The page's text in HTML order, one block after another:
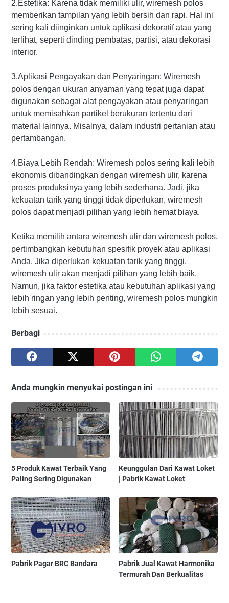
2.Estetika: Karena tidak memiliki ulir, wiremesh polos
memberikan tampilan yang lebih bersih dan rapi. Hal ini
sering kali diinginkan untuk aplikasi dekoratif atau yang
terlihat, seperti dinding pembatas, partisi, atau dekorasi
interior.
3.Aplikasi Pengayakan dan Penyaringan: Wiremesh
polos dengan ukuran anyaman yang tepat juga dapat
digunakan sebagai alat pengayakan atau penyaringan
untuk memisahkan partikel berukuran tertentu dari
material lainnya. Misalnya, dalam industri pertanian atau
pertambangan.
4.Biaya Lebih Rendah: Wiremesh polos sering kali lebih
ekonomis dibandingkan dengan wiremesh ulir, karena
proses produksinya yang lebih sederhana. Jadi, jika
kekuatan tarik yang tinggi tidak diperlukan, wiremesh
polos dapat menjadi pilihan yang lebih hemat biaya.
Ketika memilih antara wiremesh ulir dan wiremesh polos,
pertimbangkan kebutuhan spesifik proyek atau aplikasi
Anda. Jika diperlukan kekuatan tarik yang tinggi,
wiremesh ulir akan menjadi pilihan yang lebih baik.
Namun, jika faktor estetika atau kebutuhan aplikasi yang
lebih ringan yang lebih penting, wiremesh polos mungkin
lebih sesuai.
Berbagi
Anda mungkin menyukai postingan ini
5 Produk Kawat Terbaik Yang
Paling Sering Digunakan
Keunggulan Dari Kawat Loket
| Pabrik Kawat Loket
Pabrik Pagar BRC Bandara
Pabrik Jual Kawat Harmonika
Termurah Dan Berkualitas